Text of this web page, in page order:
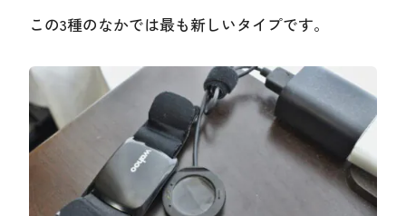
この3種のなかでは最も新しいタイプです。